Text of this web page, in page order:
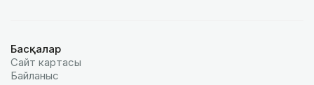
Басқалар
Сайт картасы
Байланыс